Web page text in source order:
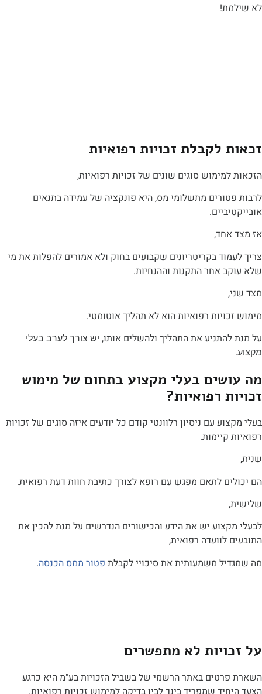
לקבלת זכויות רפואיות
סוגים שונים של זכויות רפואיות,
מתשלומי מס, היא פונקציה של עמידה בתנאים
בקריטריונים שקבועים בחוק ולא אמורים להפלות את מי
אחר התקנות וההנחיות.
רפואיות הוא לא תהליך אוטומטי.
את התהליך ולהשלים אותו,יש צורך לערב בעלי
בעלי מקצוע בתחום של מימוש
רפואיות?
עם ניסיון רלוונטי קודם כל יודעים איזה סוגים של זכויות
לתאם מפגש עם רופא לצורך כתיבת חוות דעת רפואית.
יש את הידע והכישורים הנדרשים על מנת להכין את
רפואית,
משמעותית את סיכויי לקבלתפטור ממס הכנסה.
לא מתפשרים
באתר הרשמי של בשביל הזכויות בע"מ היא כרגע